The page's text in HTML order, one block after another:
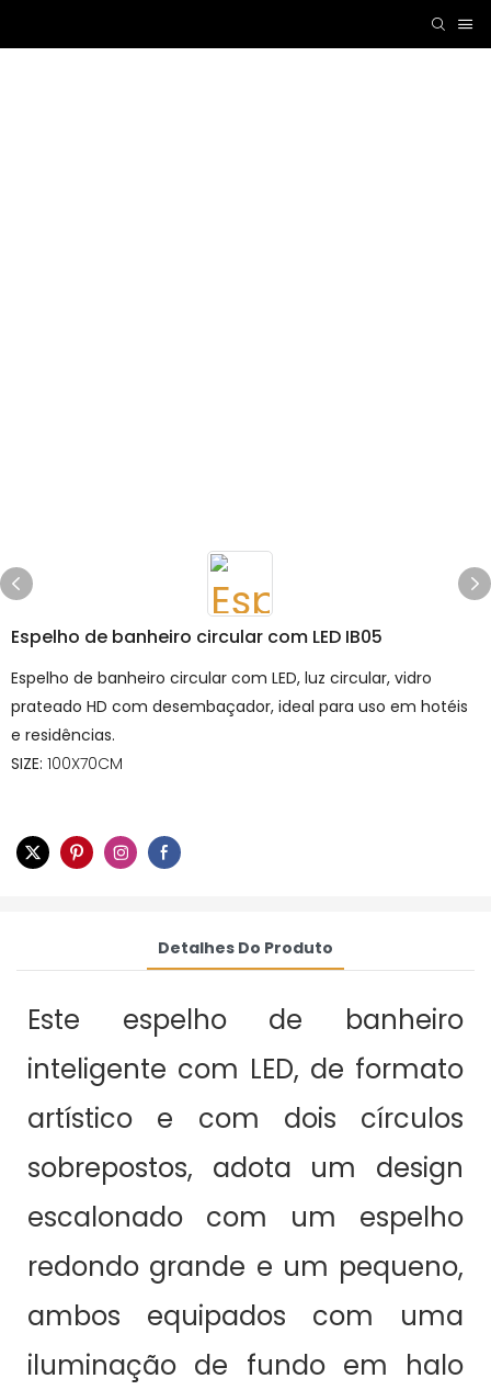
Espelho de banheiro circular com LED IB05
Espelho de banheiro circular com LED, luz circular, vidro
prateado HD com desembaçador, ideal para uso em hotéis
e residências.
SIZE: 100X70CM
Detalhes Do Produto
Este espelho de banheiro
inteligente com LED, de formato
artístico e com dois círculos
sobrepostos, adota um design
escalonado com um espelho
redondo grande e um pequeno,
ambos equipados com uma
iluminação de fundo em halo